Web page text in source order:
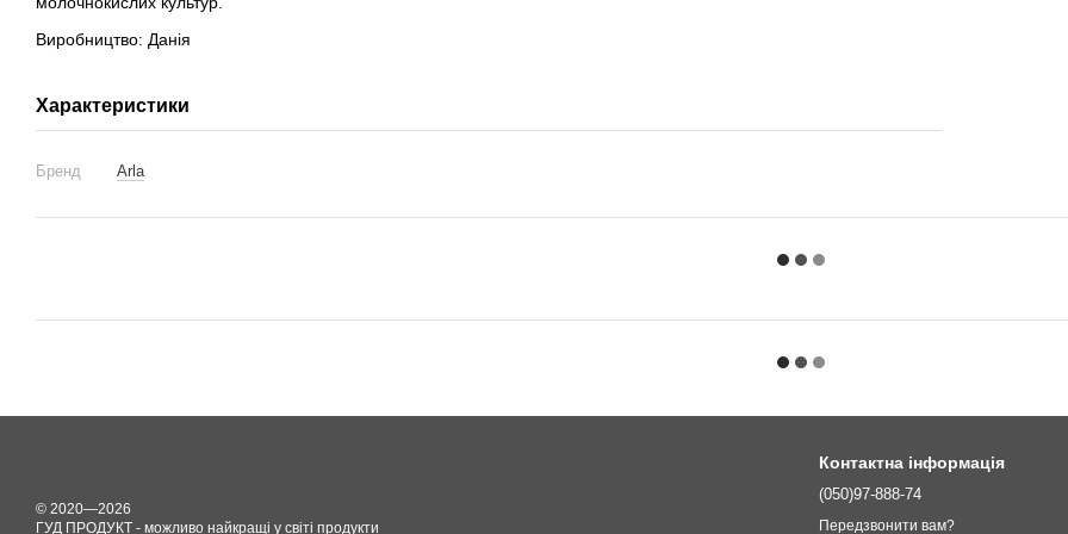
Виробництво: Данія
Характеристики
Бренд Arla
© 2020—2026
ГУД ПРОДУКТ - можливо найкращі у світі продукти
Контактна інформація
(050)97-888-74
Передзвонити вам?